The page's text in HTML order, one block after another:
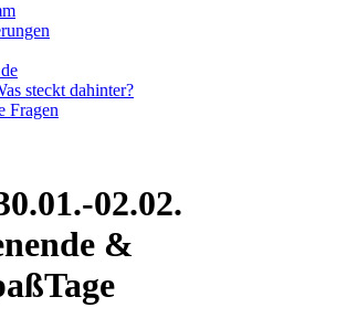
steckt dahinter?
Fragen
02.02.
&